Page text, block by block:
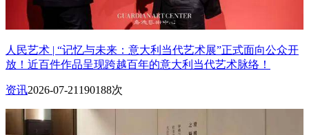
人民艺术 | “记忆与未来：意大利当代艺术展”正式面向公众开
放！近百件作品呈现跨越百年的意大利当代艺术脉络！
资讯2026-07-21 190188次